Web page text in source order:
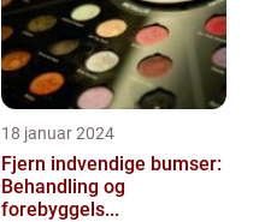
18 januar 2024
Fjern indvendige bumser:
Behandling og
forebyggels...